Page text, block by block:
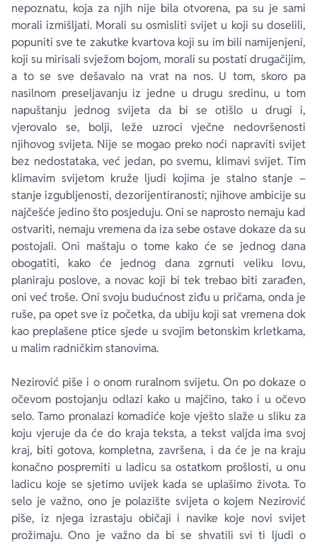
nepoznatu, koja za njih nije bila otvorena, pa su je sami
morali izmišljati. Morali su osmisliti svijet u koji su doselili,
popuniti sve te zakutke kvartova koji su im bili namijenjeni,
koji su mirisali svježom bojom, morali su postati drugačijim,
a to se sve dešavalo na vrat na nos. U tom, skoro pa
nasilnom preseljavanju iz jedne u drugu sredinu, u tom
napuštanju jednog svijeta da bi se otišlo u drugi i,
vjerovalo se, bolji, leže uzroci vječne nedovršenosti
njihovog svijeta. Nije se mogao preko noći napraviti svijet
bez nedostataka, već jedan, po svemu, klimavi svijet. Tim
klimavim svijetom kruže ljudi kojima je stalno stanje –
stanje izgubljenosti, dezorijentiranosti; njihove ambicije su
najčešće jedino što posjeduju. Oni se naprosto nemaju kad
ostvariti, nemaju vremena da iza sebe ostave dokaze da su
postojali. Oni maštaju o tome kako će se jednog dana
obogatiti, kako će jednog dana zgrnuti veliku lovu,
planiraju poslove, a novac koji bi tek trebao biti zarađen,
oni već troše. Oni svoju budućnost ziđu u pričama, onda je
ruše, pa opet sve iz početka, da ubiju koji sat vremena dok
kao preplašene ptice sjede u svojim betonskim krletkama,
u malim radničkim stanovima.
Nezirović piše i o onom ruralnom svijetu. On po dokaze o
očevom postojanju odlazi kako u majčino, tako i u očevo
selo. Tamo pronalazi komadiće koje vješto slaže u sliku za
koju vjeruje da će do kraja teksta, a tekst valjda ima svoj
kraj, biti gotova, kompletna, završena, i da će je na kraju
konačno pospremiti u ladicu sa ostatkom prošlosti, u onu
ladicu koje se sjetimo uvijek kada se uplašimo života. To
selo je važno, ono je polazište svijeta o kojem Nezirović
piše, iz njega izrastaju običaji i navike koje novi svijet
prožimaju. Ono je važno da bi se shvatili svi ti ljudi o